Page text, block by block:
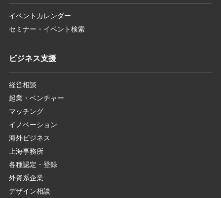
イベントカレンダー
セミナー・イベント検索
ビジネス支援
経営相談
起業・ベンチャー
マッチング
イノベーション
海外ビジネス
上海事務所
各種認定・登録
外資系企業
デザイン相談